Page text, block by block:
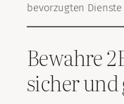
bevorzugten
Bewahre
sicher